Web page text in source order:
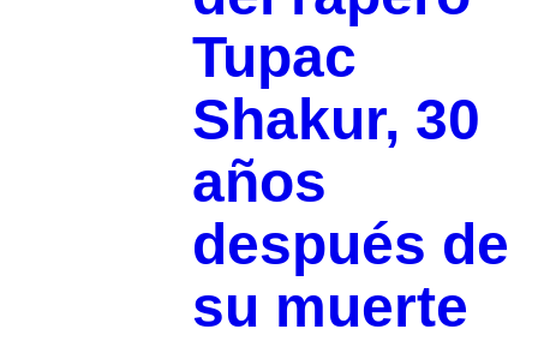
Tupac
Shakur, 30
años
después de
su muerte